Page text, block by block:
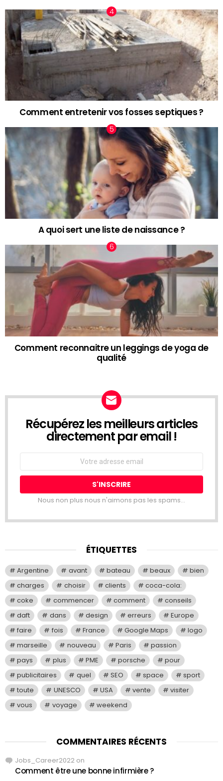
Comment entretenir vos fosses septiques ?
A quoi sert une liste de naissance ?
Comment reconnaitre un leggings de yoga de
qualité
NEWSLETTER
Récupérez les meilleurs articles
directement par email !
Email
Nous non plus nous n'aimons pas les spams...
ÉTIQUETTES
Argentine avant bateau beaux
bien
charges
choisir clients
coca-cola:
coke
commencer comment
conseils
daft
dans design erreurs
Europe
faire
fois France Google Maps
logo
marseille
nouveau Paris
passion
pays
plus PME porsche
pour
publicitaires
quel SEO space
sport
toute
UNESCO USA vente
visiter
vous
voyage weekend
COMMENTAIRES RÉCENTS
Jobs_Career2022 on
Comment être une bonne infirmière ?